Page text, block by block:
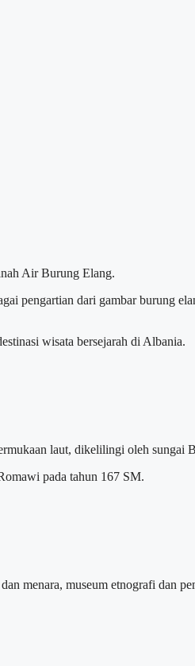
Air Burung Elang.
pengartian dari gambar burung
wisata bersejarah di Albania.
laut, dikelilingi oleh sungai
pada tahun 167 SM.
menara, museum etnografi dan